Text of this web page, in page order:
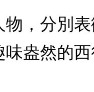
，分別表
盎然的